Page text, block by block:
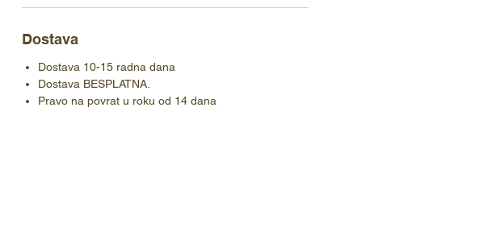
Dostava
Dostava 10-15 radna dana
Dostava BESPLATNA.
Pravo na povrat u roku od 14 dana